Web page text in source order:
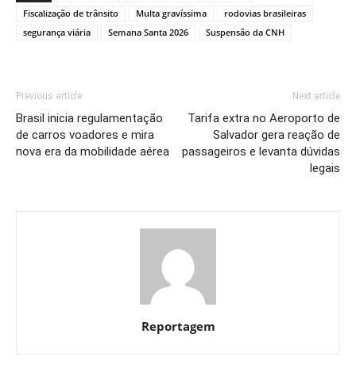
Fiscalização de trânsito
Multa gravíssima
rodovias brasileiras
segurança viária
Semana Santa 2026 Suspensão da CNH
Previous article
Brasil inicia regulamentação
de carros voadores e mira
nova era da mobilidade aérea
Next article
Tarifa extra no Aeroporto de
Salvador gera reação de
passageiros e levanta dúvidas
legais
Reportagem